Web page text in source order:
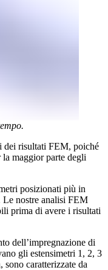
dei risultati FEM, poiché
maggior parte degli
posizionati più in
Le nostre analisi FEM
prima di avere i risultati
dell’impregnazione di
gli estensimetri 1, 2, 3
sono caratterizzate da